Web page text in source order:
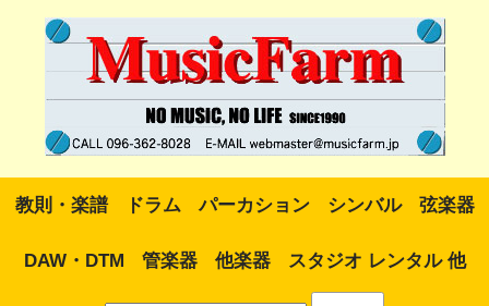
教則・楽譜 ドラム パーカション シンバル 弦楽器
DAW・DTM 管楽器 他楽器 スタジオ レンタル 他